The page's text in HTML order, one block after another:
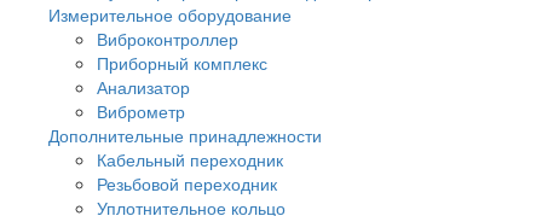
Измерительное оборудование
Виброконтроллер
Приборный комплекс
Анализатор
Виброметр
Дополнительные принадлежности
Кабельный переходник
Резьбовой переходник
Уплотнительное кольцо